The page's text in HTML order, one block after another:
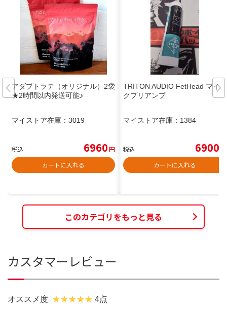
アダプトラテ（オリジナル）2袋
★2時間以内発送可能♪
マイストア在庫： 3019
税込 6960円
カートに入れる
TRITON AUDIO FetHead マイ
クプリアンプ
マイストア在庫： 1384
税込 6900
カートに入れる
このカテゴリをもっと見る
カスタマーレビュー
オススメ度 4点